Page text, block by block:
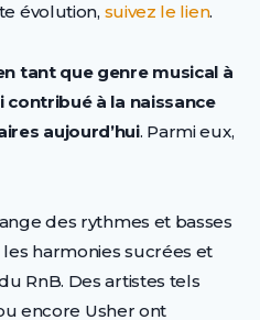
évolution, suivez le lien.
tant que genre musical à
contribué à la naissance
aujourd’hui. Parmi eux,
des rythmes et basses
harmonies sucrées et
RnB. Des artistes tels
encore Usher ont